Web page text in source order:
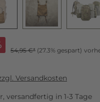
54,95 €* (27.3% gespart)
Versandkosten
versandfertig in 1-3 Tage